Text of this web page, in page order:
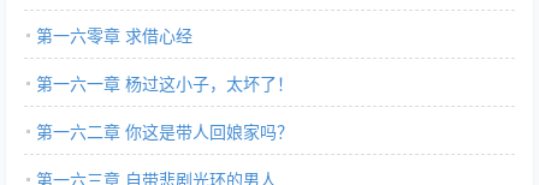
第一六零章 求借心经
第一六一章 杨过这小子，太坏了！
第一六二章 你这是带人回娘家吗？
第一六三章 自带悲剧光环的男人